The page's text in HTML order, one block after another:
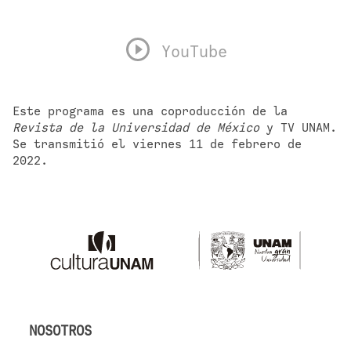
YouTube
Revista de la Universidad de México y TV UNAM.
Se transmitió el viernes 11 de febrero de
2022.
NOSOTROS